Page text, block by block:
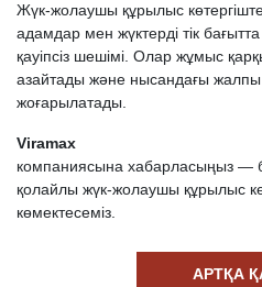
Жүк-жолаушы құрылыс
адамдар мен жүктерді тік
қауіпсіз шешімі. Олар жұмыс
азайтады және нысандағы жалпы
жоғарылатады.
Viramax
компаниясына хабарласыңыз —
қолайлы жүк-жолаушы құрылыс
көмектесеміз.
АРТҚА